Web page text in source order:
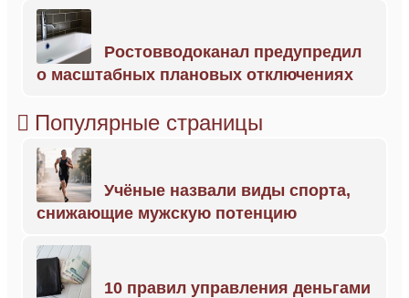
Ростовводоканал предупредил
о масштабных плановых отключениях
Популярные страницы
Учёные назвали виды спорта,
снижающие мужскую потенцию
10 правил управления деньгами